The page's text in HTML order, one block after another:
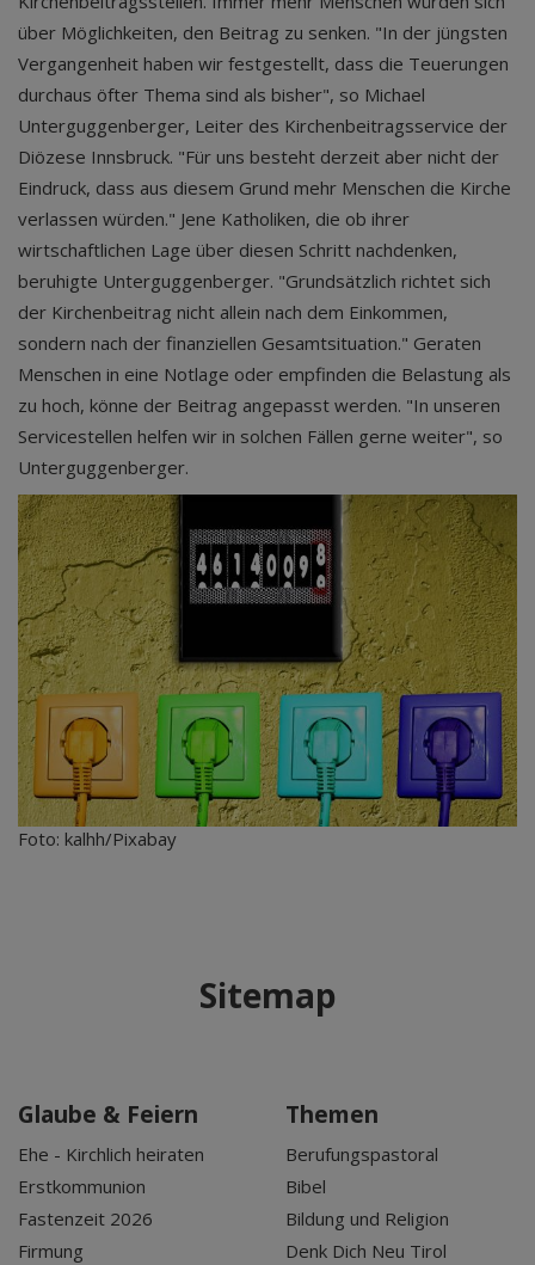
über Möglichkeiten, den Beitrag zu senken. "In der jüngsten
Vergangenheit haben wir festgestellt, dass die Teuerungen
durchaus öfter Thema sind als bisher", so Michael
Unterguggenberger, Leiter des Kirchenbeitragsservice der
Diözese Innsbruck. "Für uns besteht derzeit aber nicht der
Eindruck, dass aus diesem Grund mehr Menschen die Kirche
verlassen würden." Jene Katholiken, die ob ihrer
wirtschaftlichen Lage über diesen Schritt nachdenken,
beruhigte Unterguggenberger. "Grundsätzlich richtet sich
der Kirchenbeitrag nicht allein nach dem Einkommen,
sondern nach der finanziellen Gesamtsituation." Geraten
Menschen in eine Notlage oder empfinden die Belastung als
zu hoch, könne der Beitrag angepasst werden. "In unseren
Servicestellen helfen wir in solchen Fällen gerne weiter", so
Unterguggenberger.
Foto: kalhh/Pixabay
Sitemap
Glaube & Feiern
Ehe - Kirchlich heiraten
Erstkommunion
Fastenzeit 2026
Firmung
Themen
Berufungspastoral
Bibel
Bildung und Religion
Denk Dich Neu Tirol